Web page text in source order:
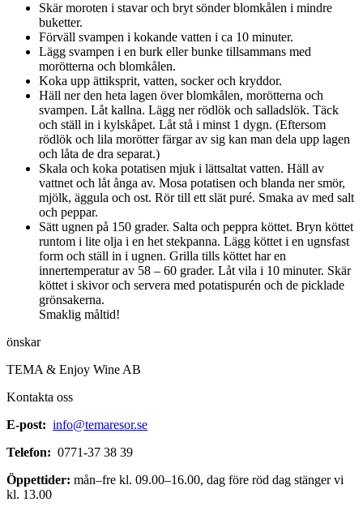
Skär moroten i stavar och bryt sönder blomkålen i mindre
buketter.
Förväll svampen i kokande vatten i ca 10 minuter.
Lägg svampen i en burk eller bunke tillsammans med
morötterna och blomkålen.
Koka upp ättiksprit, vatten, socker och kryddor.
Häll ner den heta lagen över blomkålen, morötterna och
svampen. Låt kallna. Lägg ner rödlök och salladslök. Täck
och ställ in i kylskåpet. Låt stå i minst 1 dygn. (Eftersom
rödlök och lila morötter färgar av sig kan man dela upp lagen
och låta de dra separat.)
Skala och koka potatisen mjuk i lättsaltat vatten. Häll av
vattnet och låt ånga av. Mosa potatisen och blanda ner smör,
mjölk, äggula och ost. Rör till ett slät puré. Smaka av med salt
och peppar.
Sätt ugnen på 150 grader. Salta och peppra köttet. Bryn köttet
runtom i lite olja i en het stekpanna. Lägg köttet i en ugnsfast
form och ställ in i ugnen. Grilla tills köttet har en
innertemperatur av 58 – 60 grader. Låt vila i 10 minuter. Skär
köttet i skivor och servera med potatispurén och de picklade
grönsakerna.
Smaklig måltid!
önskar
TEMA & Enjoy Wine AB
Kontakta oss
E-post: info@temaresor.se
Telefon: 0771-37 38 39
Öppettider: mån–fre kl. 09.00–16.00, dag före röd dag stänger vi
kl. 13.00